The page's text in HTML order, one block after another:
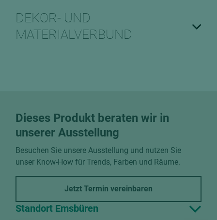
DEKOR- UND
MATERIALVERBUND
Dieses Produkt beraten wir in
unserer Ausstellung
Besuchen Sie unsere Ausstellung und nutzen Sie
unser Know-How für Trends, Farben und Räume.
Jetzt Termin vereinbaren
Standort Emsbüren